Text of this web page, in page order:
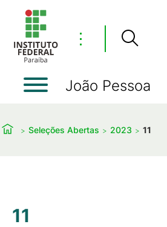
⋮
João Pessoa
Seleções Abertas 2023 11
11